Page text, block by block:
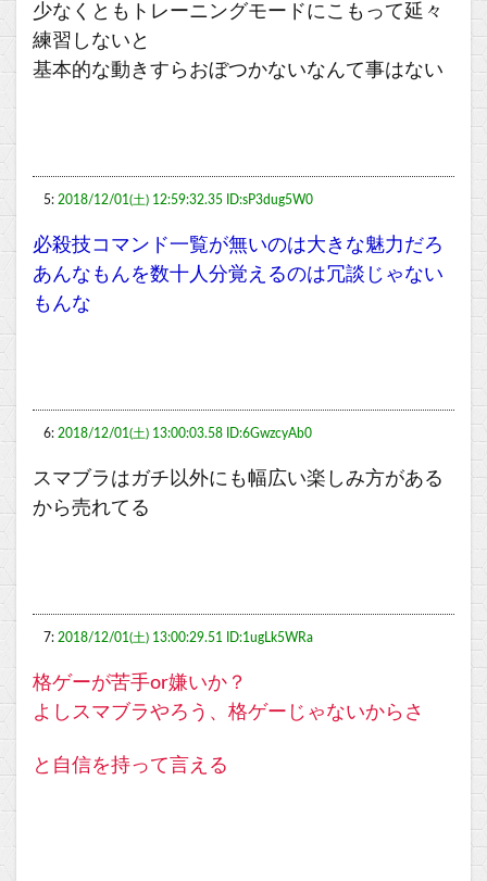
少なくともトレーニングモードにこもって延々
練習しないと
基本的な動きすらおぼつかないなんて事はない
5: 2018/12/01(土) 12:59:32.35 ID:sP3dug5W0
必殺技コマンド一覧が無いのは大きな魅力だろ
あんなもんを数十人分覚えるのは冗談じゃない
もんな
6: 2018/12/01(土) 13:00:03.58 ID:6GwzcyAb0
スマブラはガチ以外にも幅広い楽しみ方がある
から売れてる
7: 2018/12/01(土) 13:00:29.51 ID:1ugLk5WRa
格ゲーが苦手or嫌いか？
よしスマブラやろう、格ゲーじゃないからさ
と自信を持って言える